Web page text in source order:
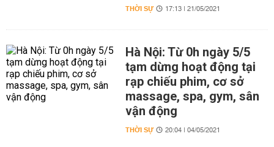
THỜI SỰ 17:13 | 21/05/2021
Hà Nội: Từ 0h ngày 5/5
tạm dừng hoạt động tại
rạp chiếu phim, cơ sở
massage, spa, gym, sân
vận động
THỜI SỰ 20:04 | 04/05/2021